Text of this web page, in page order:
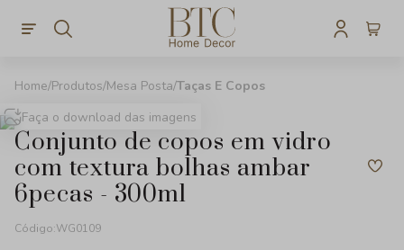
Produtos Mesa Posta Taças E Copos
Faça o download das imagens
conjunto de copos em vidro
com textura bolhas ambar
6pecas - 300ml
Código:WG0109